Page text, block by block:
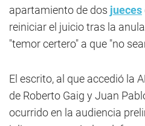
apartamiento de dos jueces
reiniciar el juicio tras la
"temor certero" a que "no
El escrito, al que accedió la
de Roberto Gaig y Juan
ocurrido en la audiencia